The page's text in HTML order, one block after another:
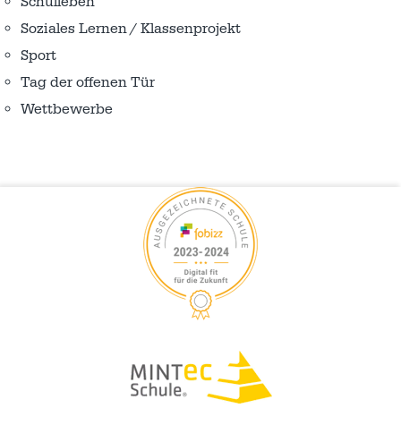
Soziales Lernen / Klassenprojekt
Sport
Tag der offenen Tür
Wettbewerbe